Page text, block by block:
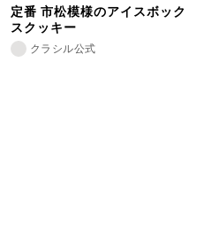
定番 市松模様のアイスボック
スクッキー
クラシル公式